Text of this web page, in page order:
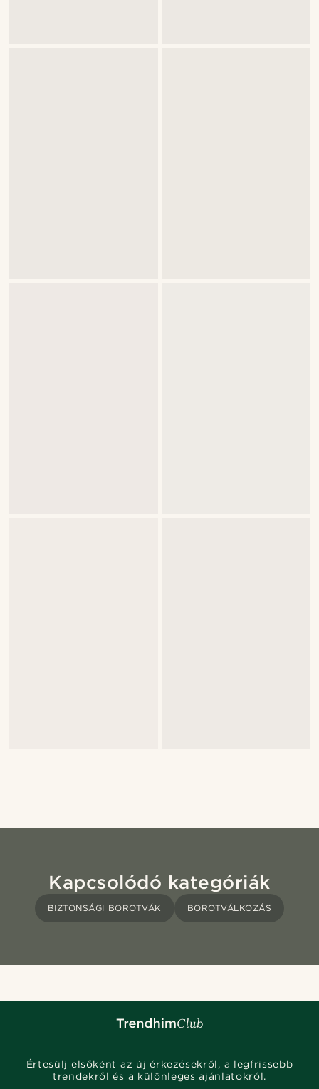
Kapcsolódó kategóriák
BIZTONSÁGI BOROTVÁK BOROTVÁLKOZÁS
Értesülj elsőként az új érkezésekről, a legfrissebb
trendekről és a különleges ajánlatokról.